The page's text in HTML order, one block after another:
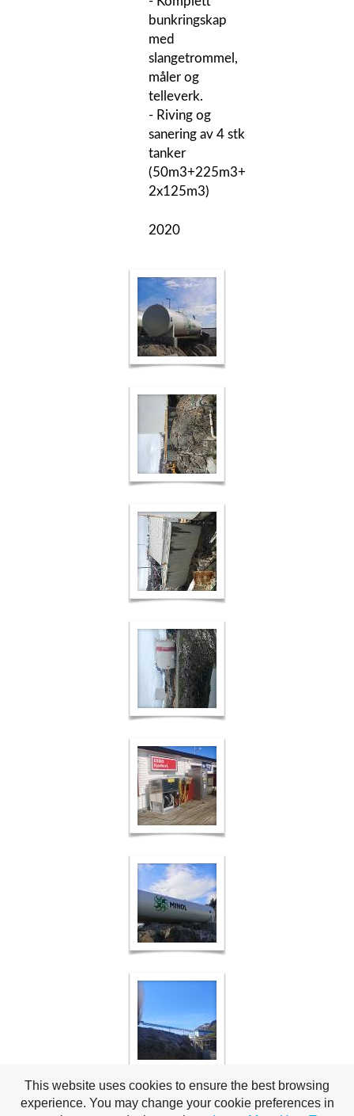
bunkringskap
med
slangetrommel,
måler og
telleverk.
- Riving og
sanering av 4 stk
tanker
(50m3+225m3+
2x125m3)
2020
This website uses cookies to ensure the best browsing
experience. You may change your cookie preferences in